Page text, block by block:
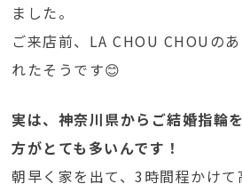
ました。
ご来店前、LA CHOU CHOUの
れたそうです😊
実は、神奈川県からご結婚指輪
方がとても多いんです！
朝早く家を出て、3時間程かけ